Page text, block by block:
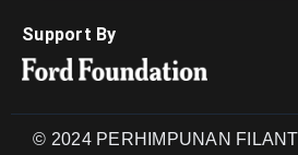
Support By
© 2024 PERHIMPUNAN